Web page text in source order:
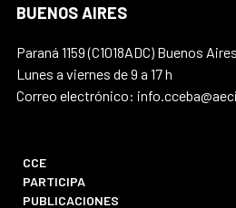
BUENOS AIRES
Paraná 1159 (C1018ADC) Buenos Aires
Lunes a viernes de 9 a 17 h
Correo electrónico:
CCE
PARTICIPA
PUBLICACIONES